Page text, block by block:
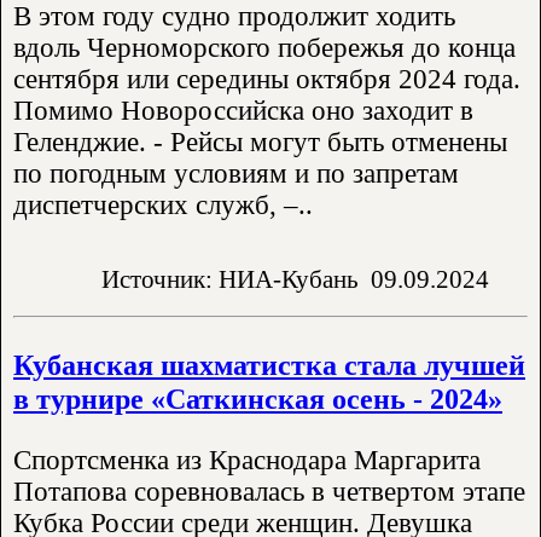
В этом году судно продолжит ходить
вдоль Черноморского побережья до конца
сентября или середины октября 2024 года.
Помимо Новороссийска оно заходит в
Геленджие. - Рейсы могут быть отменены
по погодным условиям и по запретам
диспетчерских служб, –..
Источник: НИА-Кубань 09.09.2024
Кубанская шахматистка стала лучшей
в турнире «Саткинская осень - 2024»
Спортсменка из Краснодара Маргарита
Потапова соревновалась в четвертом этапе
Кубка России среди женщин. Девушка